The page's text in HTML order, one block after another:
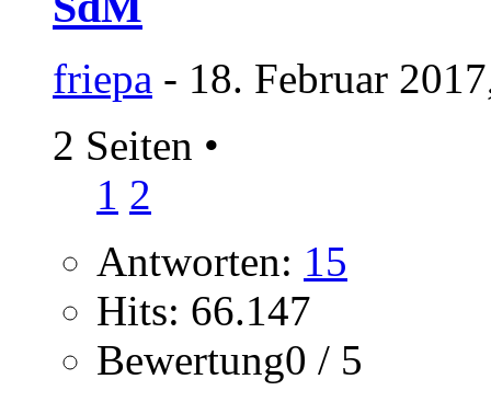
friepa - 18. Februar
2 Seiten •
1 2
Antworten: 15
Hits: 66.147
Bewertung0 / 5